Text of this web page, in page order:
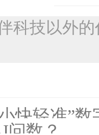
科技以外
快轻准”
问数？